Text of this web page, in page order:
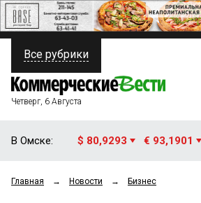
ПОЛИТИКА
ФИНАНСЫ
ОБЩЕСТВО
Все рубрики
Четверг, 6 Августа
В Омске: $ 80,9293 € 93,1901
Главная → Новости → Бизнес